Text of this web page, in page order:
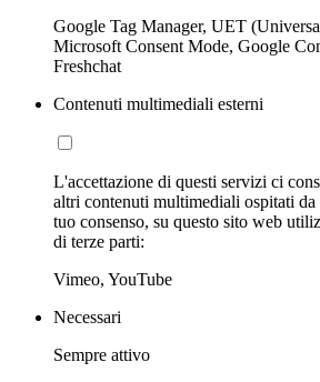
Google Tag Manager, UET
Microsoft Consent Mode, Google
Freshchat
Contenuti multimediali esterni
L'accettazione di questi servizi ci
altri contenuti multimediali ospitati
tuo consenso, su questo sito web
di terze parti:
Vimeo, YouTube
Necessari
Sempre attivo